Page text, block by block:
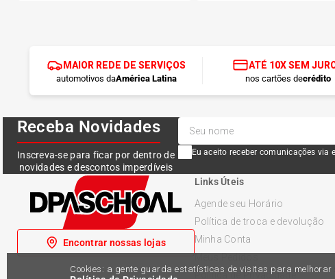
Cookies: a gente guarda estatísticas de visitas para
MAIOR REDE DE SERVIÇOS
automotivos daAmérica Latina
ATÉ 10X SEM
nos cartões decrédito
Receba Novidades
Inscreva-se para ficar por dentro de
novidades e descontos imperdíveis
Eu aceito receber comunicações via
Encontrar nossas lojas
Links Úteis
Agende seu Horário
Política de troca e devolução
Minha Conta
Política de Privacidade